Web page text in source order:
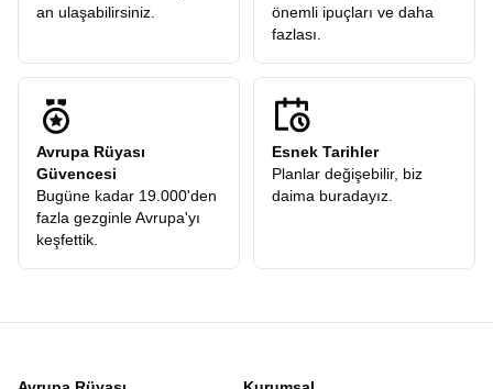
an ulaşabilirsiniz.
önemli ipuçları ve daha
fazlası.
Avrupa Rüyası
Güvencesi
Bugüne kadar 19.000'den
fazla gezginle Avrupa'yı
keşfettik.
Esnek Tarihler
Planlar değişebilir, biz
daima buradayız.